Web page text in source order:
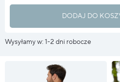
DODAJ DO
Wysyłamy w: 1-2 dni robocze